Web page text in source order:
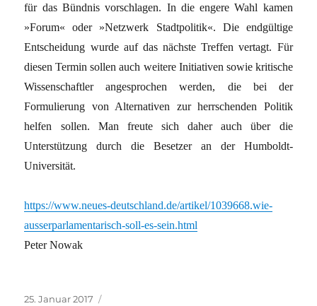
für das Bündnis vorschlagen. In die engere Wahl kamen
»Forum« oder »Netzwerk Stadtpolitik«. Die endgültige
Entscheidung wurde auf das nächste Treffen vertagt. Für
diesen Termin sollen auch weitere Initiativen sowie kritische
Wissenschaftler angesprochen werden, die bei der
Formulierung von Alternativen zur herrschenden Politik
helfen sollen. Man freute sich daher auch über die
Unterstützung durch die Besetzer an der Humboldt-
Universität.
https://www.neues-deutschland.de/artikel/1039668.wie-
ausserparlamentarisch-soll-es-sein.html
Peter Nowak
Veröffentlicht
25. Januar 2017